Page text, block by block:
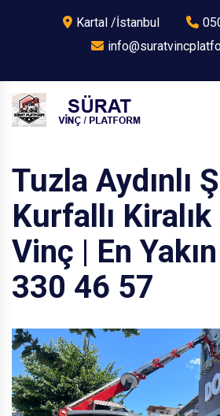
Kartal /İstanbul
Tuzla Aydınlı
Kurfallı
Vinç | En
330 46 57